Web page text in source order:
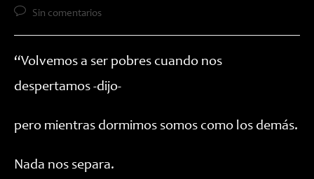
de
entrada:
entrada:
entrada:
Comentarios
entrada:
Sin comentarios
“Volvemos a ser pobres cuando nos
despertamos -dijo-
pero mientras dormimos somos como los demás.
Nada nos separa.